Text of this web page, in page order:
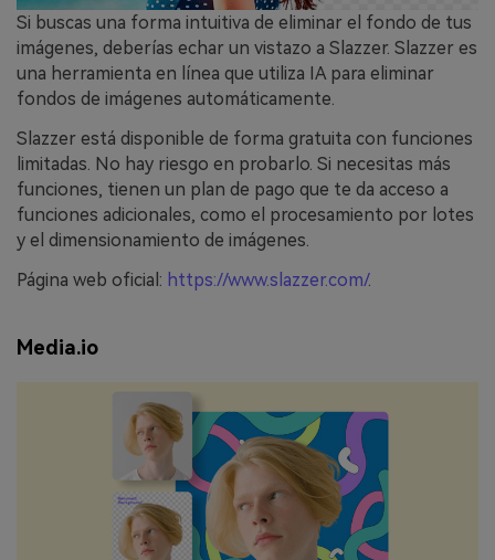
Si buscas una forma intuitiva de eliminar el fondo de tus
imágenes, deberías echar un vistazo a Slazzer. Slazzer es
una herramienta en línea que utiliza IA para eliminar
fondos de imágenes automáticamente.
Slazzer está disponible de forma gratuita con funciones
limitadas. No hay riesgo en probarlo. Si necesitas más
funciones, tienen un plan de pago que te da acceso a
funciones adicionales, como el procesamiento por lotes
y el dimensionamiento de imágenes.
Página web oficial: https://www.slazzer.com/.
Media.io